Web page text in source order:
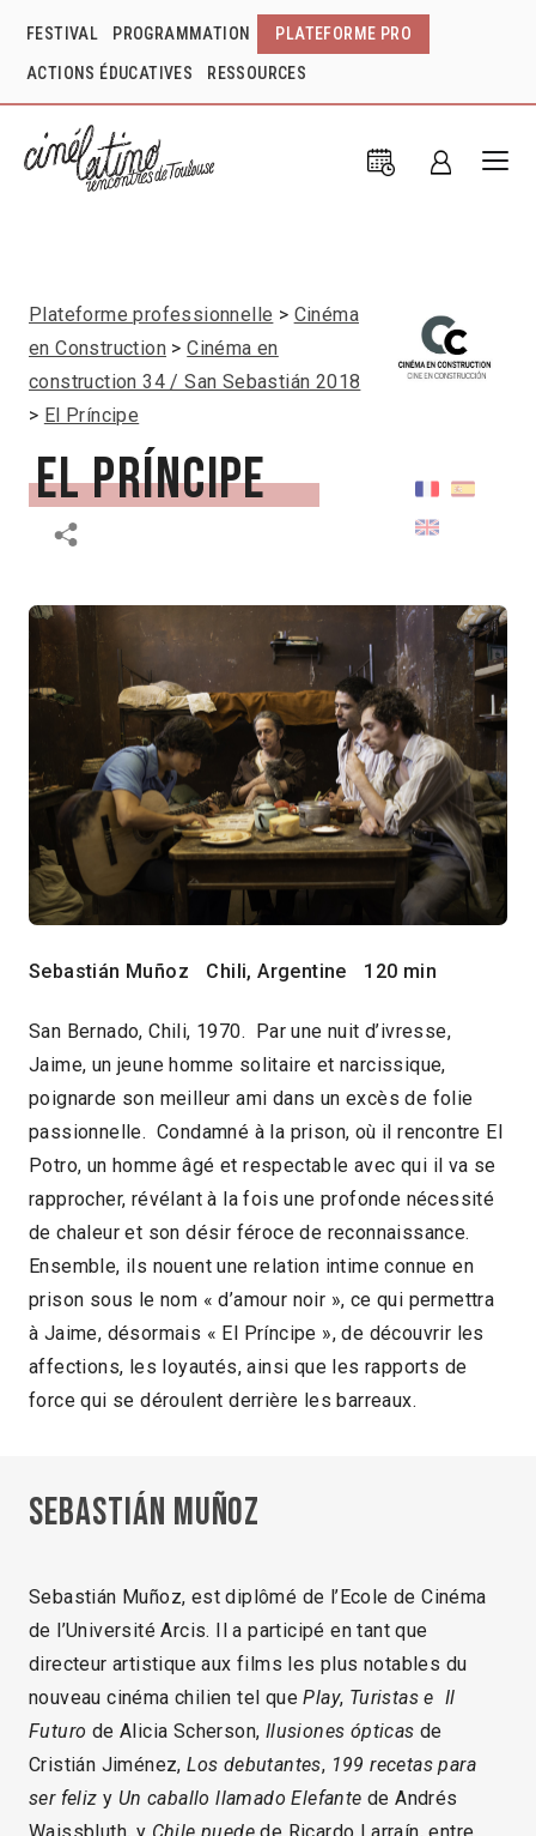
FESTIVAL PROGRAMMATION PLATEFORME PRO
ACTIONS ÉDUCATIVES RESSOURCES
Plateforme professionnelle
Cinéma
en Construction
Cinéma en
construction 34 / San Sebastián 2018
El Príncipe
El Príncipe
Sebastián Muñoz Chili, Argentine 120 min
San Bernado, Chili, 1970. Par une nuit d’ivresse,
Jaime, un jeune homme solitaire et narcissique,
poignarde son meilleur ami dans un excès de folie
passionnelle. Condamné à la prison, où il rencontre El
Potro, un homme âgé et respectable avec qui il va se
rapprocher, révélant à la fois une profonde nécessité
de chaleur et son désir féroce de reconnaissance.
Ensemble, ils nouent une relation intime connue en
prison sous le nom « d’amour noir », ce qui permettra
à Jaime, désormais « El Príncipe », de découvrir les
affections, les loyautés, ainsi que les rapports de
force qui se déroulent derrière les barreaux.
Sebastián Muñoz
Sebastián Muñoz, est diplômé de l’Ecole de Cinéma
de l’Université Arcis. Il a participé en tant que
directeur artistique aux films les plus notables du
nouveau cinéma chilien tel quePlay, Turistas e Il
Futuro de Alicia Scherson, Ilusiones ópticas de
Cristián Jiménez,Los debutantes, 199 recetas para
ser feliz y Un caballo llamado Elefante de Andrés